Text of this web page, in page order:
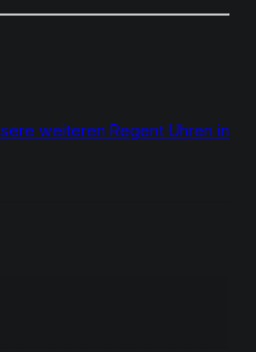
weiteren Regent Uhren in